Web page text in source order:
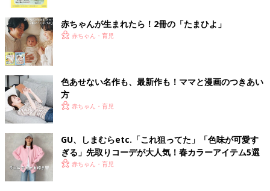
赤ちゃんが生まれたら！2冊の「たまひよ」
赤ちゃん・育児
色あせない名作も、最新作も！ママと漫画のつきあい
方
赤ちゃん・育児
GU、しまむらetc.「これ狙ってた」「色味が可愛す
ぎる」先取りコーデが大人気！春カラーアイテム5選
赤ちゃん・育児